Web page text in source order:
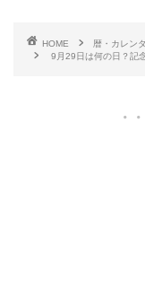
HOME 暦・カレン
9月29日は何の日？記